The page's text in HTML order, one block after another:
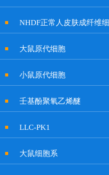
NHDF正常人皮肤成纤维
大鼠原代细胞
小鼠原代细胞
壬基酚聚氧乙烯醚
LLC-PK1
大鼠细胞系